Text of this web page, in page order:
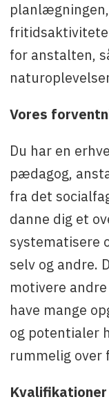
for anstalten,
Vores
Du har en
pædagog,
fra det
danne dig et
systematisere
selv og andre.
motivere
have mange
og potentialer
rummelig over
Kvalifikationer